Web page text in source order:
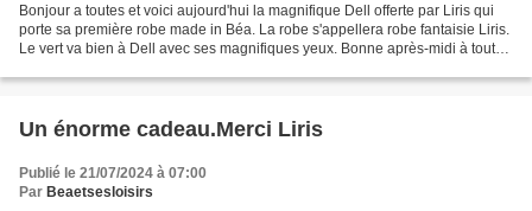
Bonjour a toutes et voici aujourd'hui la magnifique Dell offerte par Liris qui
porte sa première robe made in Béa. La robe s'appellera robe fantaisie Liris.
Le vert va bien à Dell avec ses magnifiques yeux. Bonne après-midi à toutes
Un énorme cadeau.Merci Liris
Publié le 21/07/2024 à 07:00
Par Beaetsesloisirs